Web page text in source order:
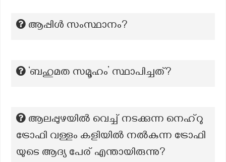
ആപ്പിൾ സംസ്ഥാനം?
‘ബഹുമത സമൂഹം’ സ്ഥാപിച്ചത്?
ആലപ്പുഴയിൽ വെച്ച് നടക്കുന്ന നെഹ്റു
ട്രോഫി വള്ളം കളിയിൽ നൽകുന്ന ട്രോഫി
യുടെ ആദ്യ പേര് എന്തായിരുന്നു?